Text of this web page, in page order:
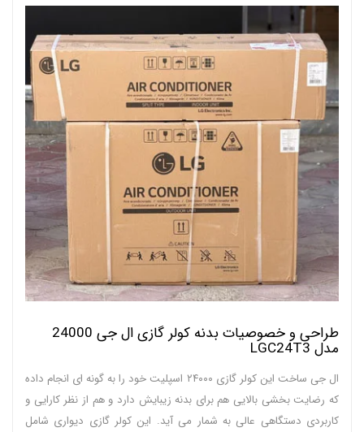
طراحی و خصوصیات بدنه کولر گازی ال جی 24000
مدل LGC24T3
ال جی ساخت این کولر گازی ۲۴۰۰۰ اسپلیت خود را به گونه ای انجام داده
که رضایت بخشی بالایی هم برای بدنه زیبایش دارد و هم از نظر کارایی و
کاربردی دستگاهی عالی به شمار می آید. این کولر گازی دیواری شامل